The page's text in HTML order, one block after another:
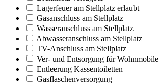
Lagerfeuer am Stellplatz erlaubt
Gasanschluss am Stellplatz
Wasseranschluss am Stellplatz
Abwasseranschluss am Stellplatz
TV-Anschluss am Stellplatz
Ver- und Entsorgung für Wohnmobile
Entleerung Kassentoiletten
Gasflaschenversorgung